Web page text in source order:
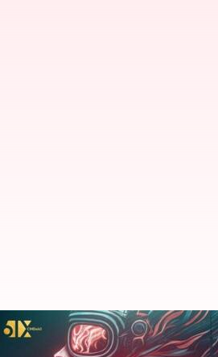
మనం మనం